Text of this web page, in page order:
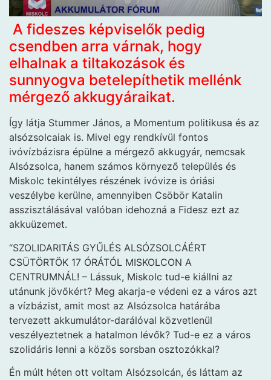
A fideszes képviselők pedig
csendben arra várnak, hogy
elhalnak a tiltakozások és
sunnyogva betelepíthetik mellénk
mérgező akkugyáraikat.
Így látja Stummer János, a Momentum politikusa és az
alsózsolcaiak is. Mivel egy rendkívül fontos
ivóvízbázisra épülne a mérgező akkugyár, nemcsak
Alsózsolca, hanem számos környező település és
Miskolc tekintélyes részének ivóvize is óriási
veszélybe kerülne, amennyiben Csöbör Katalin
asszisztálásával valóban idehozná a Fidesz ezt az
akkuüzemet.
“SZOLIDARITÁS GYŰLÉS ALSÓZSOLCÁÉRT
CSÜTÖRTÖK 17 ÓRÁTÓL MISKOLCON A
CENTRUMNÁL! – Lássuk, Miskolc tud-e kiállni az
utánunk jövőkért? Meg akarja-e védeni ez a város azt
a vízbázist, amit most az Alsózsolca határába
tervezett akkumulátor-darálóval közvetlenül
veszélyeztetnek a hatalmon lévők? Tud-e ez a város
szolidáris lenni a közös sorsban osztozókkal?
Én múlt héten ott voltam Alsózsolcán, és láttam az